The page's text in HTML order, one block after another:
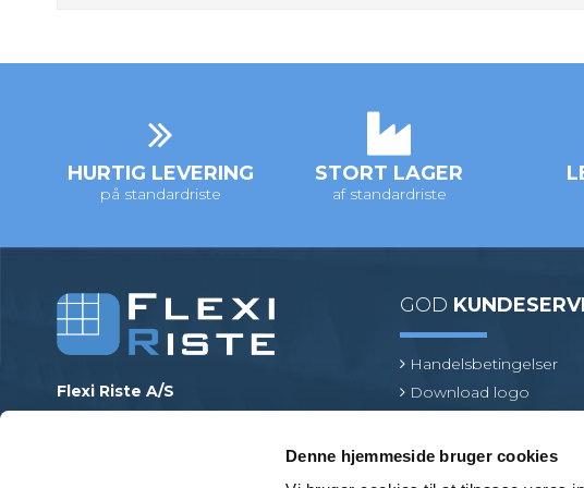
Denne hjemmeside bruger cookies
HURTIG LEVERING
på standardriste
STORT LAGER
af standardriste
Flexi Riste A/S
GOD
Handelsbetingelser
Download logo
Find en